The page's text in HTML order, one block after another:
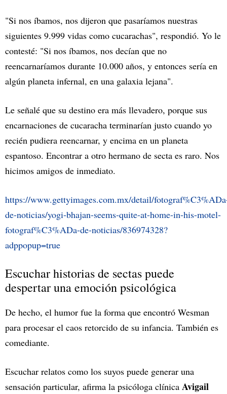
"Si nos íbamos, nos dijeron que pasaríamos nuestras
siguientes 9.999 vidas como cucarachas", respondió. Yo le
contesté: "Si nos íbamos, nos decían que no
reencarnaríamos durante 10.000 años, y entonces sería en
algún planeta infernal, en una galaxia lejana".
Le señalé que su destino era más llevadero, porque sus
encarnaciones de cucaracha terminarían justo cuando yo
recién pudiera reencarnar, y encima en un planeta
espantoso. Encontrar a otro hermano de secta es raro. Nos
hicimos amigos de inmediato.
https://www.gettyimages.com.mx/detail/
de-noticias/yogi-bhajan-seems-quite-at-home-in-his-motel-
fotograf%C3%ADa-de-noticias/836974328?
adppopup=true
Escuchar historias de sectas puede
despertar una emoción psicológica
De hecho, el humor fue la forma que encontró Wesman
para procesar el caos retorcido de su infancia. También es
comediante.
Escuchar relatos como los suyos puede generar una
sensación particular, afirma la psicóloga clínica Avigail